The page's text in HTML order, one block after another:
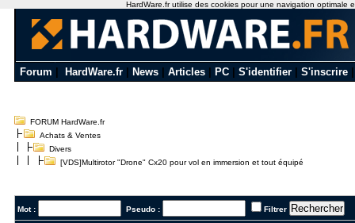
Forum HardWare.fr News Articles PC S'identifier S'inscrire
FORUM HardWare.fr
Achats & Ventes
Divers
[VDS]Multirotor "Drone" Cx20 pour vol en immersion et tout équipé
Mot : Pseudo : Filtrer
HardWare.fr utilise des cookies pour une navigation optimale